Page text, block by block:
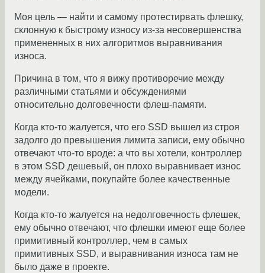
Моя цель — найти и самому протестирвать флешку,
склонную к быстрому износу из-за несовершенства
примененных в них алгоритмов выравнивания
износа.
Причина в том, что я вижу противоречие между
различными статьями и обсуждениями
относительно долговечности флеш-памяти.
Когда кто-то жалуется, что его SSD вышел из строя
задолго до превышения лимита записи, ему обычно
отвечают что-то вроде: а что вы хотели, контроллер
в этом SSD дешевый, он плохо выравнивает износ
между ячейками, покупайте более качественные
модели.
Когда кто-то жалуется на недолговечность флешек,
ему обычно отвечают, что флешки имеют еще более
примитивный контроллер, чем в самых
примитивных SSD, и выравнивания износа там не
было даже в проекте.